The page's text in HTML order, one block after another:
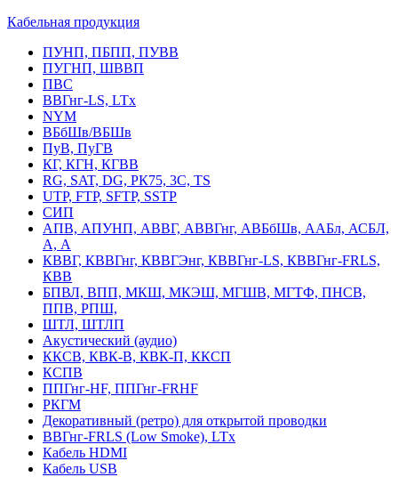
Кабельная продукция
ПУНП, ПБПП, ПУВВ
ПУГНП, ШВВП
ПВС
ВВГнг-LS, LTx
NYM
ВБбШв/ВБШв
ПуВ, ПуГВ
КГ, КГН, КГВВ
RG, SAT, DG, РК75, 3С, TS
UTP, FTP, SFTP, SSTP
СИП
АПВ, АПУНП, АВВГ, АВВГнг, АВБбШв, ААБл, АСБЛ,
А, А
КВВГ, КВВГнг, КВВГЭнг, КВВГнг-LS, КВВГнг-FRLS,
КВВ
БПВЛ, ВПП, МКШ, МКЭШ, МГШВ, МГТФ, ПНСВ,
ППВ, РПШ,
ШТЛ, ШТЛП
Акустический (аудио)
ККСВ, КВК-В, КВК-П, ККСП
КСПВ
ППГнг-HF, ППГнг-FRHF
РКГМ
Декоративный (ретро) для открытой проводки
ВВГнг-FRLS (Low Smoke), LTx
Кабель HDMI
Кабель USB